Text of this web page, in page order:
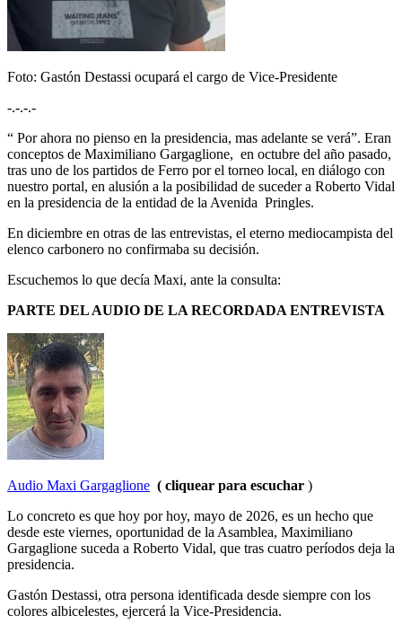
Foto: Gastón Destassi ocupará el cargo de Vice-Presidente
-.-.-.-
“ Por ahora no pienso en la presidencia, mas adelante se verá”. Eran
conceptos de Maximiliano Gargaglione, en octubre del año pasado,
tras uno de los partidos de Ferro por el torneo local, en diálogo con
nuestro portal, en alusión a la posibilidad de suceder a Roberto Vidal
en la presidencia de la entidad de la Avenida Pringles.
En diciembre en otras de las entrevistas, el eterno mediocampista del
elenco carbonero no confirmaba su decisión.
Escuchemos lo que decía Maxi, ante la consulta:
PARTE DEL AUDIO DE LA RECORDADA ENTREVISTA
Audio Maxi Gargaglione ( cliquear para escuchar )
Lo concreto es que hoy por hoy, mayo de 2026, es un hecho que
desde este viernes, oportunidad de la Asamblea, Maximiliano
Gargaglione suceda a Roberto Vidal, que tras cuatro períodos deja la
presidencia.
Gastón Destassi, otra persona identificada desde siempre con los
colores albicelestes, ejercerá la Vice-Presidencia.